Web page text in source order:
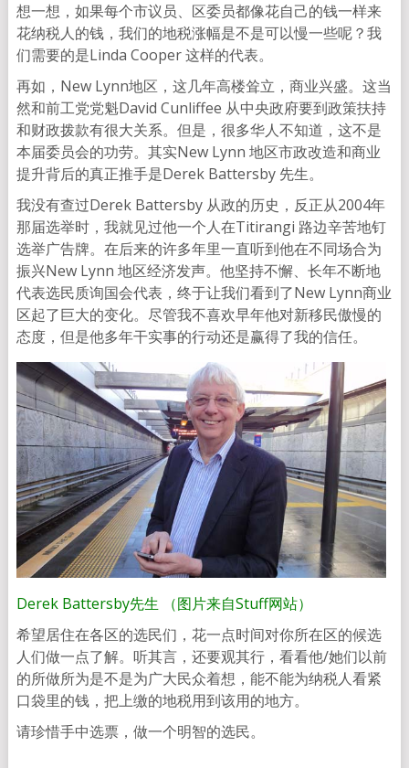
想一想，如果每个市议员、区委员都像花自己的钱一样来
花纳税人的钱，我们的地税涨幅是不是可以慢一些呢？我
们需要的是Linda Cooper 这样的代表。
再如，New Lynn地区，这几年高楼耸立，商业兴盛。这当
然和前工党党魁David Cunliffee 从中央政府要到政策扶持
和财政拨款有很大关系。但是，很多华人不知道，这不是
本届委员会的功劳。其实New Lynn 地区市政改造和商业
提升背后的真正推手是Derek Battersby 先生。
我没有查过Derek Battersby 从政的历史，反正从2004年
那届选举时，我就见过他一个人在Titirangi 路边辛苦地钉
选举广告牌。在后来的许多年里一直听到他在不同场合为
振兴New Lynn 地区经济发声。他坚持不懈、长年不断地
代表选民质询国会代表，终于让我们看到了New Lynn商业
区起了巨大的变化。尽管我不喜欢早年他对新移民傲慢的
态度，但是他多年干实事的行动还是赢得了我的信任。
Derek Battersby先生 （图片来自Stuff网站）
希望居住在各区的选民们，花一点时间对你所在区的候选
人们做一点了解。听其言，还要观其行，看看他/她们以前
的所做所为是不是为广大民众着想，能不能为纳税人看紧
口袋里的钱，把上缴的地税用到该用的地方。
请珍惜手中选票，做一个明智的选民。